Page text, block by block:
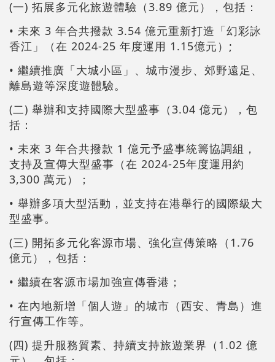
(一) 拓展多元化旅遊體驗（3.89 億元），包括：
• 未來 3 年合共撥款 3.54 億元重新打造「幻彩詠
香江」（在 2024-25 年度運用 1.15億元）;
• 繼續推廣「大城小區」、城巿漫步、郊野遠足、
離島遊等深度遊體驗。
(二) 舉辦和支持國際大型盛事（3.04 億元），包
括：
• 未來 3 年合共撥款 1 億元予盛事統籌協調組，
支持及宣傳大型盛事（在 2024-25年度運用約
3,300 萬元）；
• 舉辦多項大型活動，並支持在港舉行的國際級大
型盛事。
(三) 開拓多元化客源市場、強化宣傳策略（1.76
億元），包括：
• 繼續在客源市場加強宣傳香港；
• 在內地新增「個人遊」的城市（西安、青島）進
行宣傳工作等。
(四) 提升服務質素、持續支持旅遊業界（1.02 億